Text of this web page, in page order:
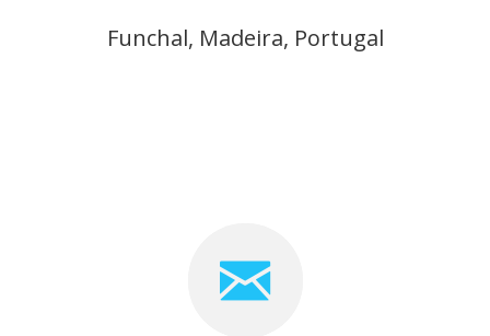
Funchal, Madeira, Portugal